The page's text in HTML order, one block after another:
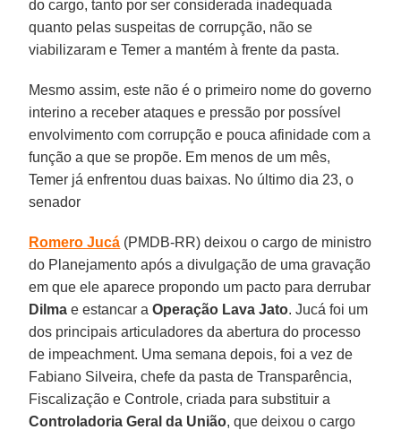
do cargo, tanto por ser considerada inadequada
quanto pelas suspeitas de corrupção, não se
viabilizaram e Temer a mantém à frente da pasta.
Mesmo assim, este não é o primeiro nome do governo
interino a receber ataques e pressão por possível
envolvimento com corrupção e pouca afinidade com a
função a que se propõe. Em menos de um mês,
Temer já enfrentou duas baixas. No último dia 23, o
senador
Romero Jucá (PMDB-RR) deixou o cargo de ministro
do Planejamento após a divulgação de uma gravação
em que ele aparece propondo um pacto para derrubar
Dilma e estancar aOperação Lava Jato. Jucá foi um
dos principais articuladores da abertura do processo
de impeachment. Uma semana depois, foi a vez de
Fabiano Silveira, chefe da pasta de Transparência,
Fiscalização e Controle, criada para substituir a
Controladoria Geral da União, que deixou o cargo